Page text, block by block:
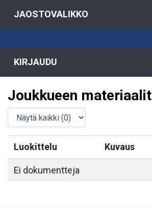
JAOSTOVALIKKO
KIRJAUDU
Joukkueen materiaalit
Luokittelu Kuvaus
Ei dokumentteja